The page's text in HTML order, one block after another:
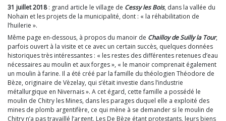
31 juillet 2018: grand article le village de Cessy les Bois, dans la vallée du
Nohain et les projets de la municipalité, dont : « la réhabilitation de
l’huilerie ».
Même page en-dessous, à propos du manoir de Chailloy de Suilly la Tour,
parfois ouvert à la visite et ce avec un certain succès, quelques données
historiques très intéressantes : « les restes des différentes retenues d’eau
nécessaires au moulin et aux forges », « le manoir comprenait également
un moulin à farine. Il a été créé par la famille du théologien Théodore de
Bèze, originaire de Vèzelay, qui s’était investie dans l’industrie
métallurgique en Nivernais ». A cet égard, cette famille a possédé le
moulin de Chitry les Mines, dans les parages duquel elle a exploité des
mines de plomb argentifère, ce qui mène à se demander si le moulin de
Chitry n’a pas travaillé l’argent. Les De Bèze étant protestants, leurs biens